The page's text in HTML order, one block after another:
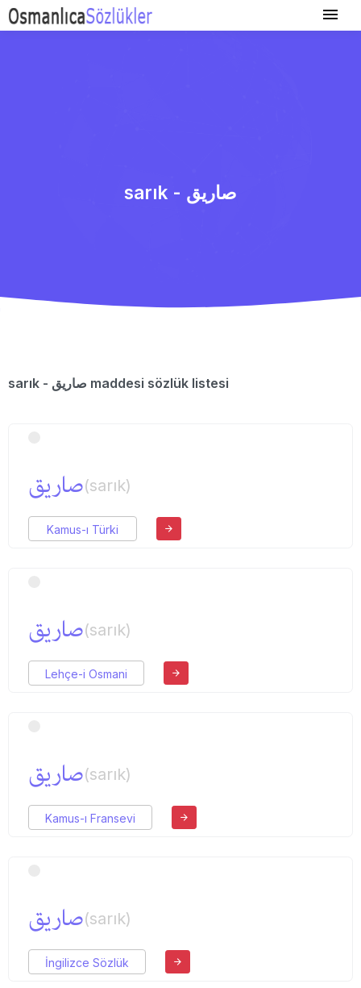
sarık - صاریق
sarık - صاریق maddesi sözlük listesi
صاریق(sarık)
Kamus-ı Türki
صاریق(sarık)
Lehçe-i Osmani
صاریق(sarık)
Kamus-ı Fransevi
صاریق(sarık)
İngilizce Sözlük